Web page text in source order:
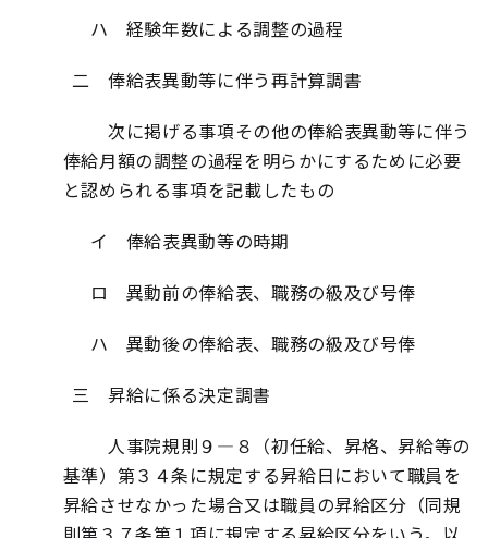
ハ 経験年数による調整の過程
二 俸給表異動等に伴う再計算調書
次に掲げる事項その他の俸給表異動等に伴う
俸給月額の調整の過程を明らかにするために必要
と認められる事項を記載したもの
イ 俸給表異動等の時期
ロ 異動前の俸給表、職務の級及び号俸
ハ 異動後の俸給表、職務の級及び号俸
三 昇給に係る決定調書
人事院規則９―８（初任給、昇格、昇給等の
基準）第３４条に規定する昇給日において職員を
昇給させなかった場合又は職員の昇給区分（同規